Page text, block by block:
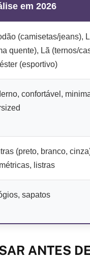
em 2026
(camisetas/jeans),
quente), Lã (ternos/
(esportivo)
confortável,
(preto, branco,
listras
sapatos
ANTES